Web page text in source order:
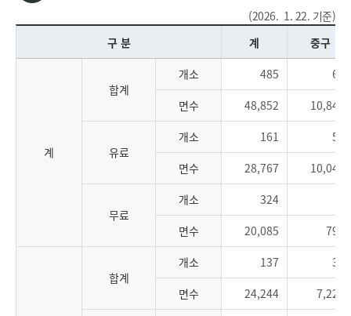
(2026. 1. 22. 기준)
구 분
계 중구
계
합계
개소 485
64
면수
48,852 10,846
유료
개소 161
56
면수
28,767 10,047
무료
개소 324
면수
20,085 799
합계
개소 137
36
면수
24,244 7,226